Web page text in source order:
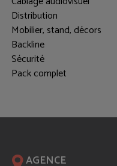
Distribution
Mobilier, stand, décors
Backline
Sécurité
Pack complet
AGENCE